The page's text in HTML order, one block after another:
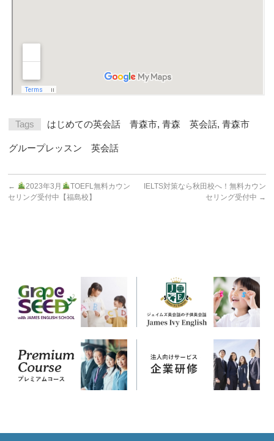
Tags はじめての英会話 青森市,青森 英会話,青森市
グループレッスン 英会話
← 2023年3月
TOEFL無料カウン
セリング受付中【福島校】
IELTS対策なら秋田校へ！無料カウン
セリング受付中 →